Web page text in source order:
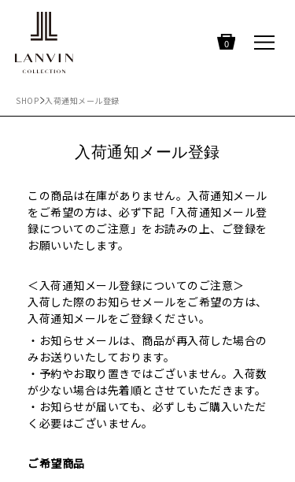
0
SHOP 入荷通知メール登録
入荷通知メール登録
この商品は在庫がありません。入荷通知メール
をご希望の方は、必ず下記「入荷通知メール登
録についてのご注意」をお読みの上、ご登録を
お願いいたします。
＜入荷通知メール登録についてのご注意＞
入荷した際のお知らせメールをご希望の方は、
入荷通知メールをご登録ください。
お知らせメールは、商品が再入荷した場合の
みお送りいたしております。
予約やお取り置きではございません。入荷数
が少ない場合は先着順とさせていただきます。
お知らせが届いても、必ずしもご購入いただ
く必要はございません。
ご希望商品